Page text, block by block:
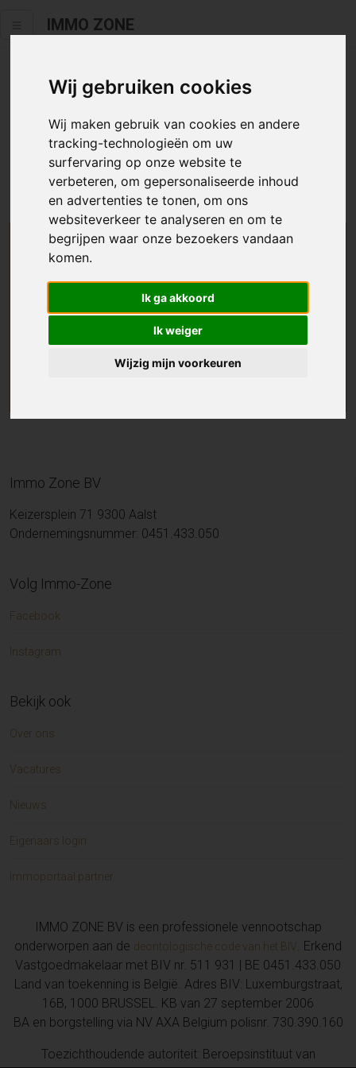
Wij gebruiken cookies
Wij maken gebruik van cookies en andere
tracking-technologieën om uw
surfervaring op onze website te
verbeteren, om gepersonaliseerde inhoud
en advertenties te tonen, om ons
websiteverkeer te analyseren en om te
begrijpen waar onze bezoekers vandaan
komen.
Ik ga akkoord
Ik weiger
Wijzig mijn voorkeuren
IMMO ZONE
Helaas staat dit zoekertje niet
meer online.
Neem zeker een kijkje in ons aanbod te koop
We helpen u graag zoeken
Maak hier een zoekprofiel aan en we houden u op
de hoogte van passend aanbod.
Immo Zone BV
Keizersplein 71 9300 Aalst
Ondernemingsnummer: 0451.433.050
Volg Immo-Zone
Facebook
Instagram
Bekijk ook
Over ons
Vacatures
Nieuws
Eigenaars login
Immoportaal partner
IMMO ZONE BV is een professionele vennootschap
onderworpen aan de deontologische code van het BIV. Erkend
Vastgoedmakelaar met BIV nr. 511 931 | BE 0451.433.050
Land van toekenning is België. Adres BIV: Luxemburgstraat,
16B, 1000 BRUSSEL. KB van 27 september 2006
BA en borgstelling via NV AXA Belgium polisnr. 730.390.160
Toezichthoudende autoriteit: Beroepsinstituut van